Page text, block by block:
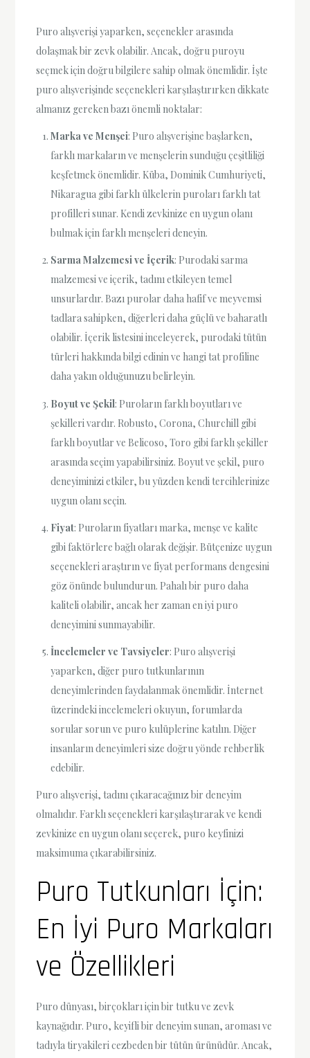
Puro alışverişi yaparken, seçenekler arasında
dolaşmak bir zevk olabilir. Ancak, doğru puroyu
seçmek için doğru bilgilere sahip olmak önemlidir. İşte
puro alışverişinde seçenekleri karşılaştırırken dikkate
almanız gereken bazı önemli noktalar:
Marka ve Menşei: Puro alışverişine başlarken,
farklı markaların ve menşelerin sunduğu çeşitliliği
keşfetmek önemlidir. Küba, Dominik Cumhuriyeti,
Nikaragua gibi farklı ülkelerin puroları farklı tat
profilleri sunar. Kendi zevkinize en uygun olanı
bulmak için farklı menşeleri deneyin.
Sarma Malzemesi ve İçerik: Purodaki sarma
malzemesi ve içerik, tadını etkileyen temel
unsurlardır. Bazı purolar daha hafif ve meyvemsi
tadlara sahipken, diğerleri daha güçlü ve baharatlı
olabilir. İçerik listesini inceleyerek, purodaki tütün
türleri hakkında bilgi edinin ve hangi tat profiline
daha yakın olduğunuzu belirleyin.
Boyut ve Şekil: Puroların farklı boyutları ve
şekilleri vardır. Robusto, Corona, Churchill gibi
farklı boyutlar ve Belicoso, Toro gibi farklı şekiller
arasında seçim yapabilirsiniz. Boyut ve şekil, puro
deneyiminizi etkiler, bu yüzden kendi tercihlerinize
uygun olanı seçin.
Fiyat: Puroların fiyatları marka, menşe ve kalite
gibi faktörlere bağlı olarak değişir. Bütçenize uygun
seçenekleri araştırın ve fiyat performans dengesini
göz önünde bulundurun. Pahalı bir puro daha
kaliteli olabilir, ancak her zaman en iyi puro
deneyimini sunmayabilir.
İncelemeler ve Tavsiyeler: Puro alışverişi
yaparken, diğer puro tutkunlarının
deneyimlerinden faydalanmak önemlidir. İnternet
üzerindeki incelemeleri okuyun, forumlarda
sorular sorun ve puro kulüplerine katılın. Diğer
insanların deneyimleri size doğru yönde rehberlik
edebilir.
Puro alışverişi, tadını çıkaracağınız bir deneyim
olmalıdır. Farklı seçenekleri karşılaştırarak ve kendi
zevkinize en uygun olanı seçerek, puro keyfinizi
maksimuma çıkarabilirsiniz.
Puro Tutkunları İçin:
En İyi Puro Markaları
ve Özellikleri
Puro dünyası, birçokları için bir tutku ve zevk
kaynağıdır. Puro, keyifli bir deneyim sunan, aroması ve
tadıyla tiryakileri cezbeden bir tütün ürünüdür. Ancak,